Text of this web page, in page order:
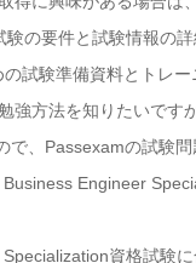
の要件と試験情報の
試験準備資料とトレー
方法を知りたいで
、Passexamの試験
Engineer
資格試験